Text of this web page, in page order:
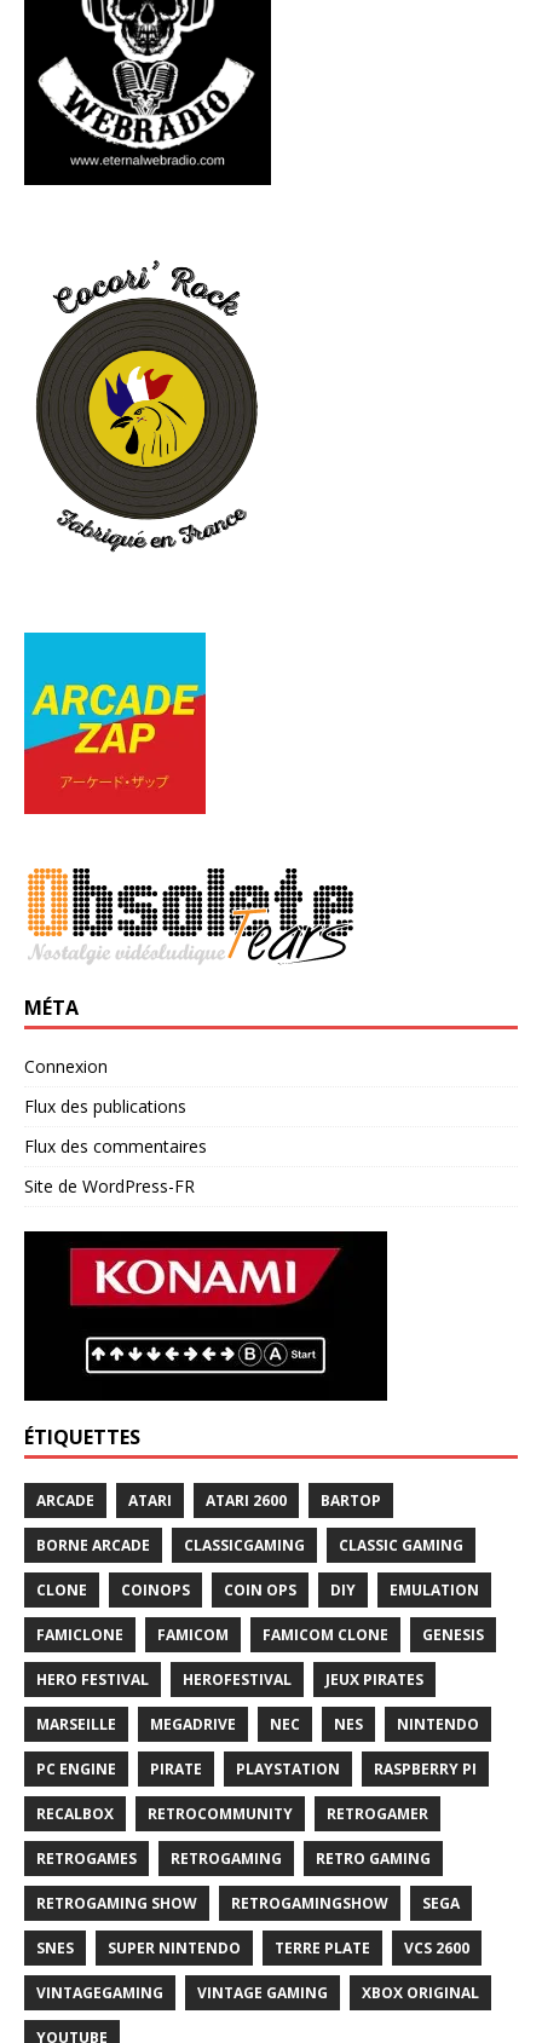
MÉTA
Connexion
Flux des publications
Flux des commentaires
Site de WordPress-FR
ÉTIQUETTES
ARCADE ATARI ATARI 2600 BARTOP
BORNE ARCADE CLASSICGAMING CLASSIC GAMING
CLONE COINOPS COIN OPS DIY EMULATION
FAMICLONE FAMICOM FAMICOM CLONE GENESIS
HERO FESTIVAL HEROFESTIVAL JEUX PIRATES
MARSEILLE MEGADRIVE NEC NES NINTENDO
PC ENGINE PIRATE PLAYSTATION RASPBERRY PI
RECALBOX RETROCOMMUNITY RETROGAMER
RETROGAMES RETROGAMING RETRO GAMING
RETROGAMING SHOW RETROGAMINGSHOW SEGA
SNES SUPER NINTENDO TERRE PLATE VCS 2600
VINTAGEGAMING VINTAGE GAMING XBOX ORIGINAL
YOUTUBE